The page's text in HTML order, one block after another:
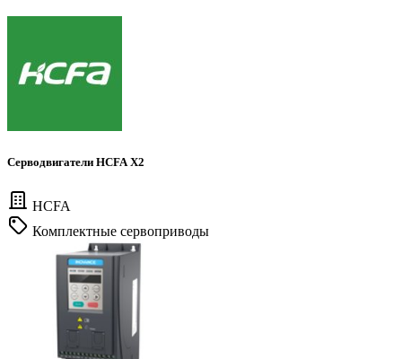
Серводвигатели HCFA X2
HCFA
Комплектные сервоприводы